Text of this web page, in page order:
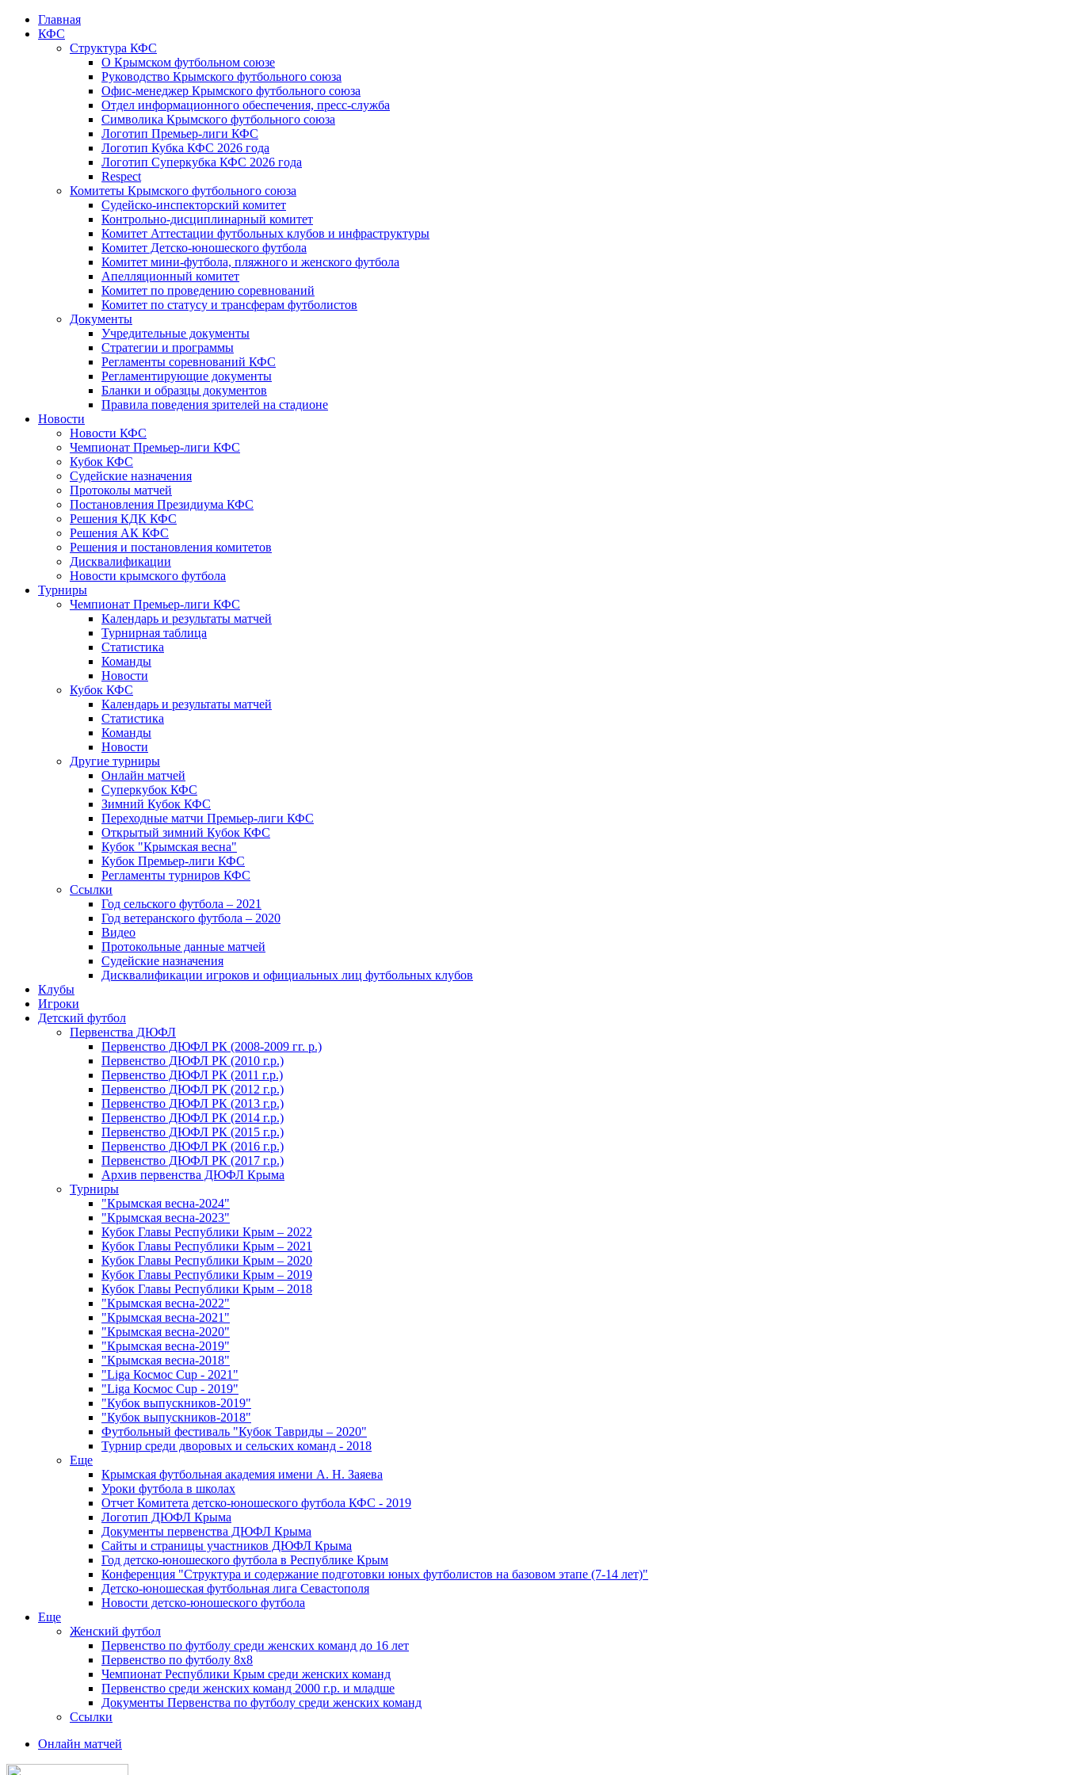
Главная
КФС
Структура КФС
О Крымском футбольном союзе
Руководство Крымского футбольного союза
Офис-менеджер Крымского футбольного союза
Отдел информационного обеспечения, пресс-служба
Символика Крымского футбольного союза
Логотип Премьер-лиги КФС
Логотип Кубка КФС 2026 года
Логотип Суперкубка КФС 2026 года
Respect
Комитеты Крымского футбольного союза
Судейско-инспекторский комитет
Контрольно-дисциплинарный комитет
Комитет Аттестации футбольных клубов и инфраструктуры
Комитет Детско-юношеского футбола
Комитет мини-футбола, пляжного и женского футбола
Апелляционный комитет
Комитет по проведению соревнований
Комитет по статусу и трансферам футболистов
Документы
Учредительные документы
Стратегии и программы
Регламенты соревнований КФС
Регламентирующие документы
Бланки и образцы документов
Правила поведения зрителей на стадионе
Новости
Новости КФС
Чемпионат Премьер-лиги КФС
Кубок КФС
Судейские назначения
Протоколы матчей
Постановления Президиума КФС
Решения КДК КФС
Решения АК КФС
Решения и постановления комитетов
Дисквалификации
Новости крымского футбола
Турниры
Чемпионат Премьер-лиги КФС
Календарь и результаты матчей
Турнирная таблица
Статистика
Команды
Новости
Кубок КФС
Календарь и результаты матчей
Статистика
Команды
Новости
Другие турниры
Онлайн матчей
Суперкубок КФС
Зимний Кубок КФС
Переходные матчи Премьер-лиги КФС
Открытый зимний Кубок КФС
Кубок "Крымская весна"
Кубок Премьер-лиги КФС
Регламенты турниров КФС
Ссылки
Год сельского футбола – 2021
Год ветеранского футбола – 2020
Видео
Протокольные данные матчей
Судейские назначения
Дисквалификации игроков и официальных лиц футбольных клубов
Клубы
Игроки
Детский футбол
Первенства ДЮФЛ
Первенство ДЮФЛ РК (2008-2009 гг. р.)
Первенство ДЮФЛ РК (2010 г.р.)
Первенство ДЮФЛ РК (2011 г.р.)
Первенство ДЮФЛ РК (2012 г.р.)
Первенство ДЮФЛ РК (2013 г.р.)
Первенство ДЮФЛ РК (2014 г.р.)
Первенство ДЮФЛ РК (2015 г.р.)
Первенство ДЮФЛ РК (2016 г.р.)
Первенство ДЮФЛ РК (2017 г.р.)
Архив первенства ДЮФЛ Крыма
Турниры
"Крымская весна-2024"
"Крымская весна-2023"
Кубок Главы Республики Крым – 2022
Кубок Главы Республики Крым – 2021
Кубок Главы Республики Крым – 2020
Кубок Главы Республики Крым – 2019
Кубок Главы Республики Крым – 2018
"Крымская весна-2022"
"Крымская весна-2021"
"Крымская весна-2020"
"Крымская весна-2019"
"Крымская весна-2018"
"Liga Космос Cup - 2021"
"Liga Космос Cup - 2019"
"Кубок выпускников-2019"
"Кубок выпускников-2018"
Футбольный фестиваль "Кубок Тавриды – 2020"
Турнир среди дворовых и сельских команд - 2018
Еще
Крымская футбольная академия имени А. Н. Заяева
Уроки футбола в школах
Отчет Комитета детско-юношеского футбола КФС - 2019
Логотип ДЮФЛ Крыма
Документы первенства ДЮФЛ Крыма
Сайты и страницы участников ДЮФЛ Крыма
Год детско-юношеского футбола в Республике Крым
Конференция "Структура и содержание подготовки юных футболистов на базовом этапе (7-14 лет)"
Детско-юношеская футбольная лига Севастополя
Новости детско-юношеского футбола
Еще
Женский футбол
Первенство по футболу среди женских команд до 16 лет
Первенство по футболу 8х8
Чемпионат Республики Крым среди женских команд
Первенство среди женских команд 2000 г.р. и младше
Документы Первенства по футболу среди женских команд
Ссылки
Онлайн матчей